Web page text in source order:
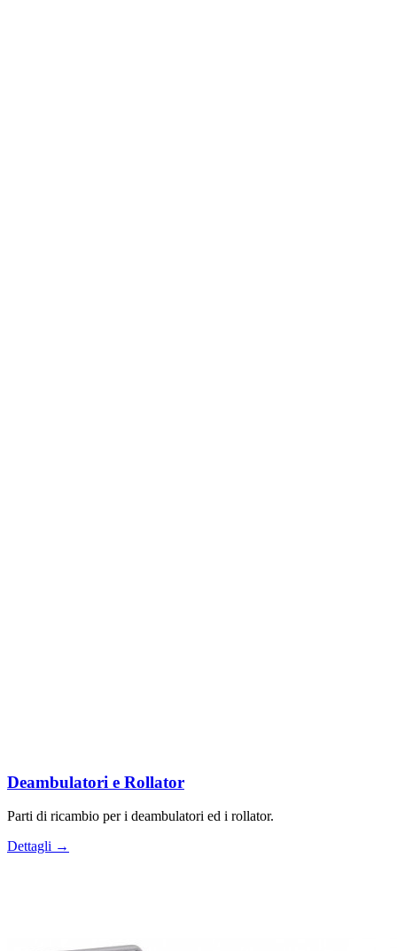
Deambulatori e Rollator
Parti di ricambio per i deambulatori ed i rollator.
Dettagli →